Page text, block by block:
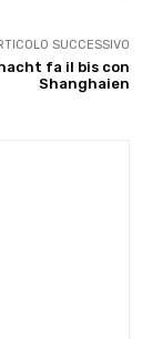
SUCCESSIVO
fa il bis con
Shanghaien